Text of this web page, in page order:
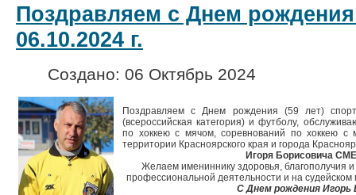
Поздравляем с Днем
06.10.2024 г.
Создано: 06 Октябрь 2024
Поздравляем с Днем рождения (59 лет)
(всероссийская категория) и футболу,
по хоккею с мячом, соревнований по хоккею
территории Красноярского края и города
Игоря Борисовича
Желаем имениннику здоровья, благополучия и
профессиональной деятельности и на
С Днем рождения Игорь